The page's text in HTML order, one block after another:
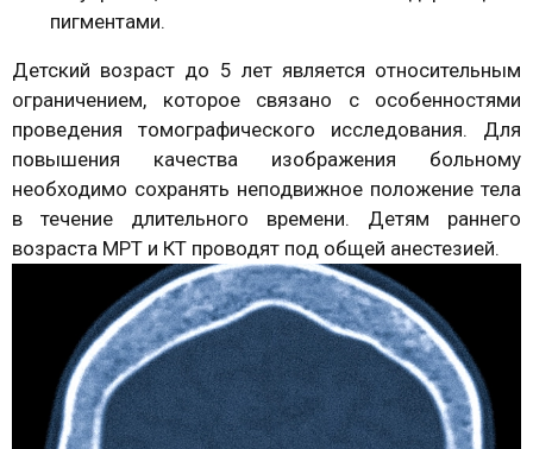
пигментами.
Детский возраст до 5 лет является относительным
ограничением, которое связано с особенностями
проведения томографического исследования. Для
повышения качества изображения больному
необходимо сохранять неподвижное положение тела
в течение длительного времени. Детям раннего
возраста МРТ и КТ проводят под общей анестезией.